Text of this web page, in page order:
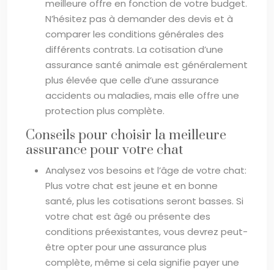
meilleure offre en fonction de votre budget.
N’hésitez pas à demander des devis et à
comparer les conditions générales des
différents contrats. La cotisation d’une
assurance santé animale est généralement
plus élevée que celle d’une assurance
accidents ou maladies, mais elle offre une
protection plus complète.
Conseils pour choisir la meilleure
assurance pour votre chat
Analysez vos besoins et l’âge de votre chat:
Plus votre chat est jeune et en bonne
santé, plus les cotisations seront basses. Si
votre chat est âgé ou présente des
conditions préexistantes, vous devrez peut-
être opter pour une assurance plus
complète, même si cela signifie payer une